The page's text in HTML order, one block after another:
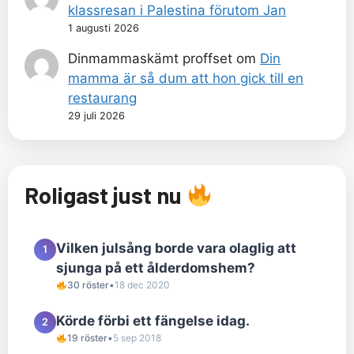
klassresan i Palestina förutom Jan
1 augusti 2026
Dinmammaskämt proffset om Din
mamma är så dum att hon gick till en
restaurang
29 juli 2026
Roligast just nu
1
Vilken julsång borde vara olaglig att
sjunga på ett ålderdomshem?
30 röster•18 dec 2020
2 Körde förbi ett fängelse idag.
19 röster•5 sep 2018